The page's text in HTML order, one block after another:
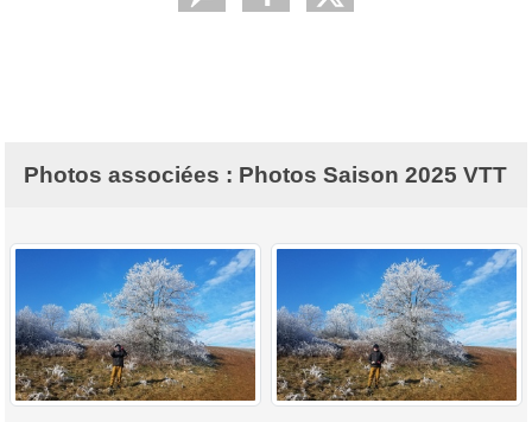
Photos associées : Photos Saison 2025 VTT